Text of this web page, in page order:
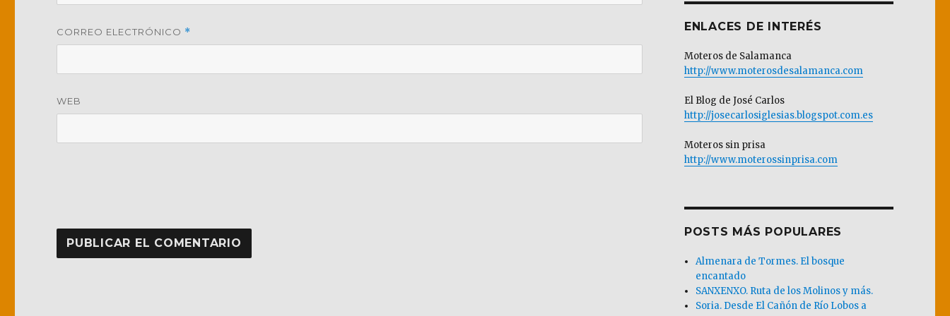
CORREO ELECTRÓNICO *
WEB
ENLACES DE INTERÉS
Moteros de Salamanca
http://www.moterosdesalamanca.com
El Blog de José Carlos
http://josecarlosiglesias.blogspot.com.es
Moteros sin prisa
http://www.moterossinprisa.com
POSTS MÁS POPULARES
Almenara de Tormes. El bosque
encantado
SANXENXO. Ruta de los Molinos y más.
Soria. Desde El Cañón de Río Lobos a